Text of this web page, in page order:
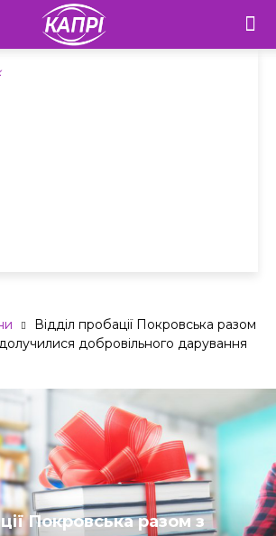
Відділ пробації Покровська разом
добровільного дарування
Покровська разом з